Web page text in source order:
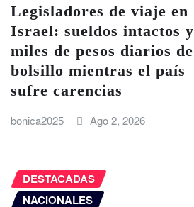
Legisladores de viaje en
Israel: sueldos intactos y
miles de pesos diarios de
bolsillo mientras el país
sufre carencias
bonica2025 Ago 2, 2026
DESTACADAS
NACIONALES